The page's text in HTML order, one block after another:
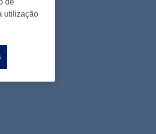
de
utilização